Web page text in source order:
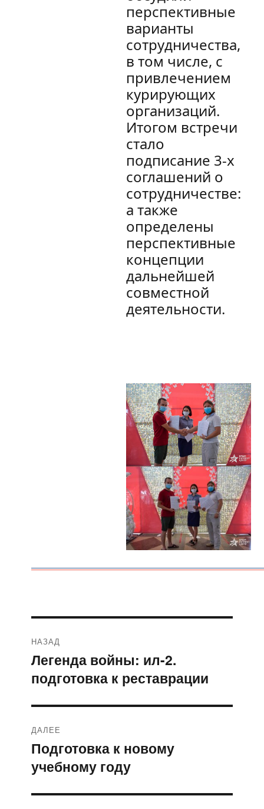
перспективные
варианты
сотрудничества,
в том числе, с
привлечением
курирующих
организаций.
Итогом встречи
стало
подписание 3-х
соглашений о
сотрудничестве:
а также
определены
перспективные
концепции
дальнейшей
совместной
деятельности.
по
записям
НАЗАД
Предыдущая
запись:
Легенда войны: ил-2.
подготовка к реставрации
ДАЛЕЕ
Следующая
запись:
Подготовка к новому
учебному году